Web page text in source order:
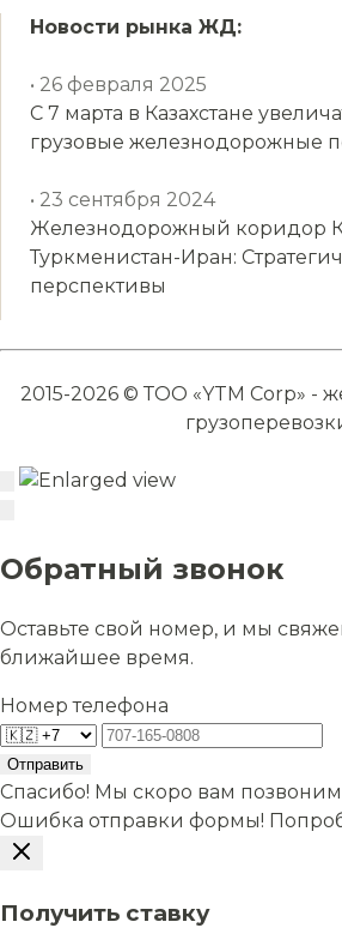
Новости рынка ЖД:
• 26 февраля 2025
С 7 марта в Казахстане
грузовые железнодорожные
• 23 сентября 2024
Железнодорожный коридор
Туркменистан-Иран:
перспективы
2015-2026 © ТОО «YTM Corp» -
Обратный звонок
Оставьте свой номер, и мы
ближайшее время.
Номер телефона
Отправить
Спасибо! Мы скоро вам
Ошибка отправки формы!
Получить ставку